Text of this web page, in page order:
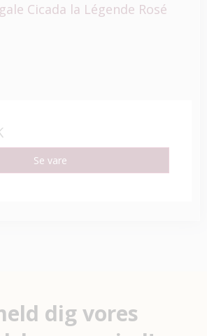
Cicada la Légende Rosé
Se vare
dig vores